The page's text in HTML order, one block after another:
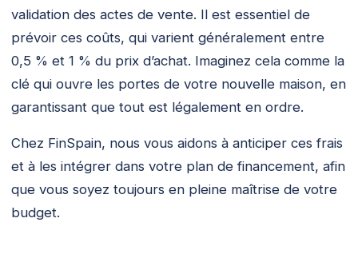
validation des actes de vente. Il est essentiel de
prévoir ces coûts, qui varient généralement entre
0,5 % et 1 % du prix d’achat. Imaginez cela comme la
clé qui ouvre les portes de votre nouvelle maison, en
garantissant que tout est légalement en ordre.
Chez FinSpain, nous vous aidons à anticiper ces frais
et à les intégrer dans votre plan de financement, afin
que vous soyez toujours en pleine maîtrise de votre
budget.